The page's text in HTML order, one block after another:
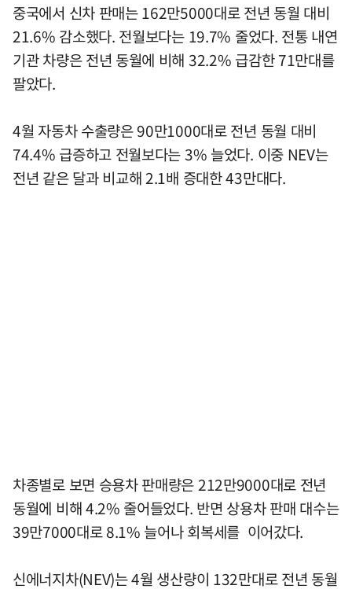
중국에서 신차 판매는 162만5000대로 전년 동월 대비
21.6% 감소했다. 전월보다는 19.7% 줄었다. 전통 내연
기관 차량은 전년 동월에 비해 32.2% 급감한 71만대를
팔았다.
4월 자동차 수출량은 90만1000대로 전년 동월 대비
74.4% 급증하고 전월보다는 3% 늘었다. 이중 NEV는
전년 같은 달과 비교해 2.1배 증대한 43만대다.
차종별로 보면 승용차 판매량은 212만9000대로 전년
동월에 비해 4.2% 줄어들었다. 반면 상용차 판매 대수는
39만7000대로 8.1% 늘어나 회복세를 이어갔다.
신에너지차(NEV)는 4월 생산량이 132만대로 전년 동월